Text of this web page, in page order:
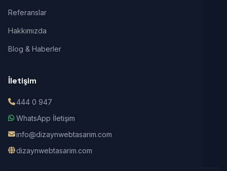
Referanslar
Hakkımızda
Blog & Haberler
İletişim
444 0 947
WhatsApp İletişim
info@dizaynwebtasarim.com
dizaynwebtasarim.com